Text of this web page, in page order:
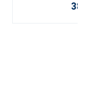
38.10